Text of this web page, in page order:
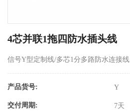
4芯并联1拖四防水插头线
信号Y型定制线/多芯1分多路防水连接线
产品货号: Y
交付周期: 7天